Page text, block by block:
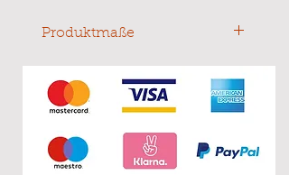
Größe Anhänger: 13 mm
Produktmaße
Kettenlänge: 15 cm + 5cm
Verlängerungskette